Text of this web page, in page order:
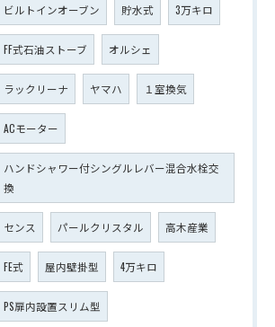
ビルトインオーブン 貯水式 3万キロ
FF式石油ストーブ オルシェ
ラックリーナ ヤマハ １室換気
ACモーター
ハンドシャワー付シングルレバー混合水栓交
換
センス パールクリスタル 高木産業
FE式 屋内壁掛型 4万キロ
PS扉内設置スリム型